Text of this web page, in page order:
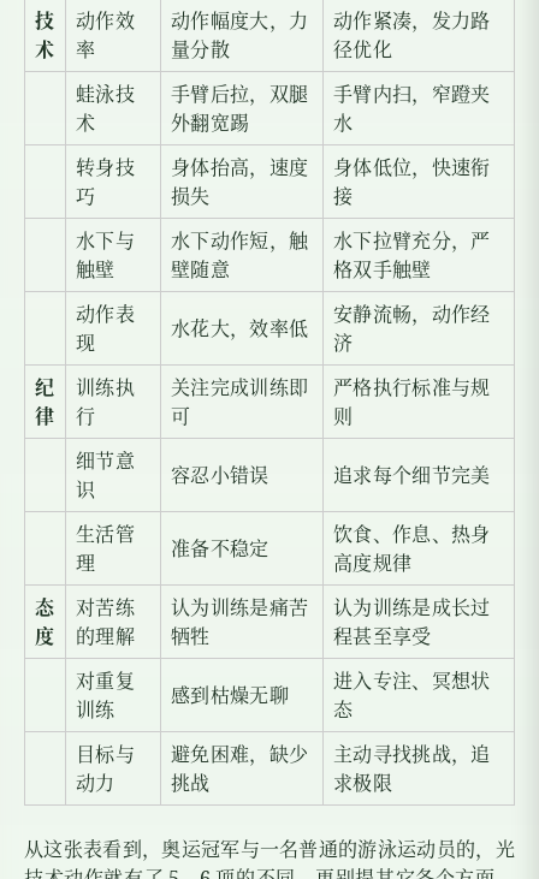
技
术
动作效
率
动作幅度大，力
量分散
动作紧凑，发力路
径优化
蛙泳技
术
手臂后拉，双腿
外翻宽踢
手臂内扫，窄蹬夹
水
转身技
巧
身体抬高，速度
损失
身体低位，快速衔
接
水下与
触壁
水下动作短，触
壁随意
水下拉臂充分，严
格双手触壁
动作表
现
水花大，效率低
安静流畅，动作经
济
纪
律
训练执
行
关注完成训练即
可
严格执行标准与规
则
细节意
识
容忍小错误 追求每个细节完美
生活管
理
准备不稳定
饮食、作息、热身
高度规律
态
度
对苦练
的理解
认为训练是痛苦
牺牲
认为训练是成长过
程甚至享受
对重复
训练
感到枯燥无聊
进入专注、冥想状
态
目标与
动力
避免困难，缺少
挑战
主动寻找挑战，追
求极限
从这张表看到，奥运冠军与一名普通的游泳运动员的，光